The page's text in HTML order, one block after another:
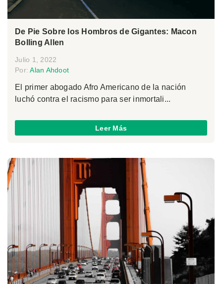
De Pie Sobre los Hombros de Gigantes: Macon
Bolling Allen
Julio 1, 2022
Por:Alan Ahdoot
El primer abogado Afro Americano de la nación
luchó contra el racismo para ser inmortali...
Leer Más